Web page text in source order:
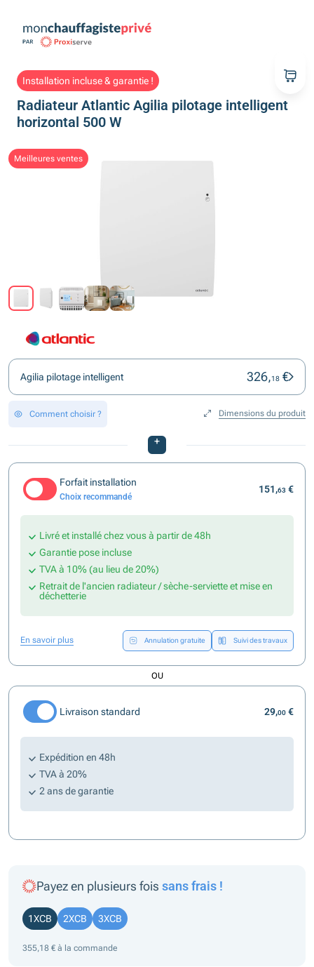
Installation incluse & garantie !
Radiateur Atlantic Agilia pilotage intelligent
horizontal 500 W
Meilleures ventes
Agilia pilotage intelligent 326,18 €
Comment choisir ? Dimensions du produit
+
Forfait installation
Choix recommandé
151,63 €
Livré et installé chez vous à partir de 48h
Garantie pose incluse
TVA à 10% (au lieu de 20%)
Retrait de l'ancien radiateur / sèche-serviette et mise en
déchetterie
En savoir plus Annulation gratuite Suivi des travaux
OU
Livraison standard 29,00 €
Expédition en 48h
TVA à 20%
2 ans de garantie
Payez en plusieurs fois sans frais !
1XCB 2XCB 3XCB
355,18 € à la commande